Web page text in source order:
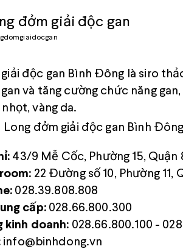
đởm giải độc gan
độc gan Bình Đông là siro
và tăng cường chức năng
vàng da.
Long đởm giải độc gan Bình Đông
43/9 Mễ Cốc, Phường 15,
22 Đường số 10, Phường
028.39.808.808
cấp:028.66.800.300
kinh doanh: 028.66.800.100 -
info@binhdong.vn